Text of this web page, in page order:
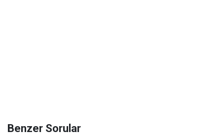
Benzer Sorular